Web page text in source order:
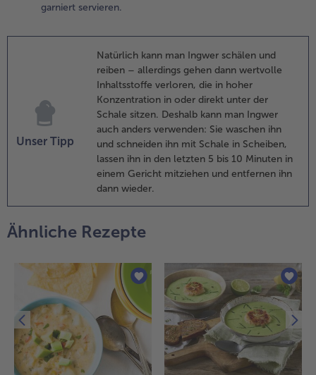
und
tupfen.
Olivenöl in
braten.
4 Garnelen
einen
Die
Schälchen
garniert servieren.
Unser Tipp
Natürlich kann man Ingwer schälen und
reiben – allerdings gehen dann wertvolle
Inhaltsstoffe verloren, die in hoher
Konzentration in oder direkt unter der
Schale sitzen. Deshalb kann man Ingwer
auch anders verwenden: Sie waschen ihn
und schneiden ihn mit Schale in Scheiben,
lassen ihn in den letzten 5 bis 10 Minuten in
einem Gericht mitziehen und entfernen ihn
dann wieder.
Ähnliche Rezepte